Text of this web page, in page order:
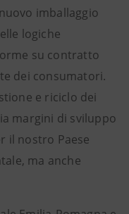
imballaggio
logiche
su contratto
dei consumatori.
e riciclo dei
margini di sviluppo
il nostro Paese
ma anche